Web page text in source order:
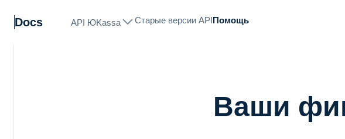
Docs API ЮKassa Старые версии APIПомощь
Ваши